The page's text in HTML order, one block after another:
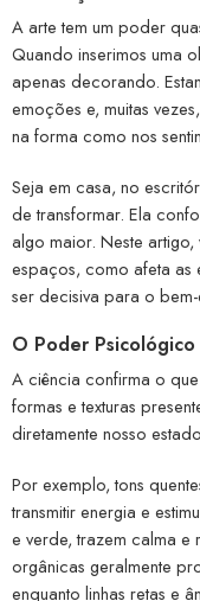
A arte tem um poder
Quando inserimos uma
apenas decorando.
emoções e, muitas
na forma como nos
Seja em casa, no
de transformar. Ela
algo maior. Neste artigo,
espaços, como afeta
ser decisiva para o
O Poder
A ciência confirma o que
formas e texturas
diretamente nosso
Por exemplo, tons
transmitir energia e
e verde, trazem calma e
orgânicas geralmente
enquanto linhas retas e